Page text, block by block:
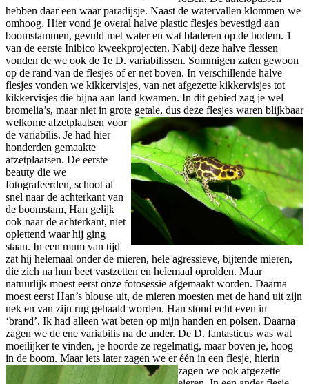
hebben daar een waar paradijsje. Naast de watervallen klommen we
omhoog. Hier vond je overal halve plastic flesjes bevestigd aan
boomstammen, gevuld met water en wat bladeren op de bodem. 1
van de eerste Inibico kweekprojecten. Nabij deze halve flessen
vonden de we ook de 1e D. variabilissen. Sommigen zaten gewoon
op de rand van de flesjes of er net boven. In verschillende halve
flesjes vonden we kikkervisjes, van net afgezette kikkervisjes tot
kikkervisjes die bijna aan land kwamen. In dit gebied zag je wel
bromelia’s, maar niet in grote getale, dus deze flesjes waren blijkbaar
welkome afzetplaatsen voor
de variabilis. Je had hier
honderden gemaakte
afzetplaatsen. De eerste
beauty die we
fotografeerden, schoot al
snel naar de achterkant van
de boomstam, Han gelijk
ook naar de achterkant, niet
oplettend waar hij ging
staan. In een mum van tijd
zat hij helemaal onder de mieren, hele agressieve, bijtende mieren,
die zich na hun beet vastzetten en helemaal oprolden. Maar
natuurlijk moest eerst onze fotosessie afgemaakt worden. Daarna
moest eerst Han’s blouse uit, de mieren moesten met de hand uit zijn
nek en van zijn rug gehaald worden. Han stond echt even in
‘brand’. Ik had alleen wat beten op mijn handen en polsen. Daarna
zagen we de ene variabilis na de ander. De D. fantasticus was wat
moeilijker te vinden, je hoorde ze regelmatig, maar boven je, hoog
in de boom. Maar iets later zagen we er één in een flesje, hierin
zagen we ook afgezette